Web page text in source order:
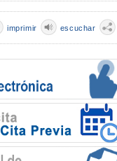
escuchar
imprimir